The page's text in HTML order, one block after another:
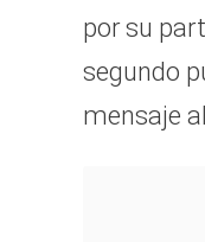
por su
segundo
mensaje